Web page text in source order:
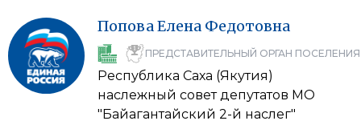
ПоповаЕлена Федотовна
ПРЕДСТАВИТЕЛЬНЫЙ ОРГАН ПОСЕЛЕНИЯ
Республика Саха (Якутия)
наслежный совет депутатов МО
"Байагантайский 2-й наслег"